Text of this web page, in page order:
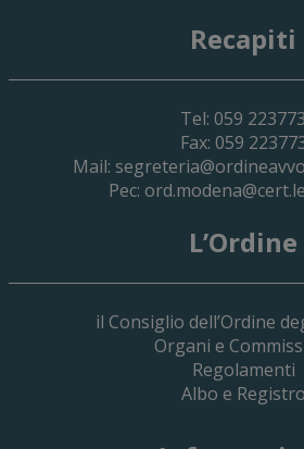
Recapiti
Tel: 059 223773
Fax: 059
Mail:
Pec:
L’Ordine
il Consiglio dell’Ordine
Organi e
Regolamenti
Albo e Registro